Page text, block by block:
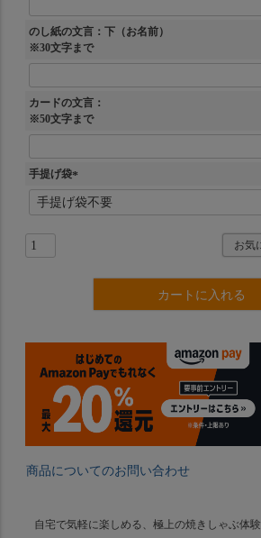
のし紙の文言：下（お名前）
※30文字まで
カードの文言：
※50文字まで
手提げ袋
(
必
お気
カートに入れる
商品についてのお問い合わせ
自宅で気軽に楽しめる、極上の焼きしゃぶ体